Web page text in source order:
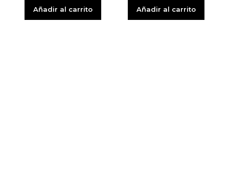
Añadir al carrito Añadir al carrito